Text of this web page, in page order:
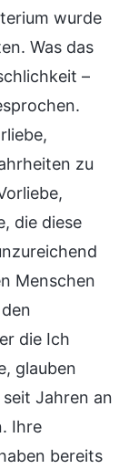
wurde
Was das
–
zu
die diese
Menschen
die Ich
glauben
Jahren an
Ihre
bereits